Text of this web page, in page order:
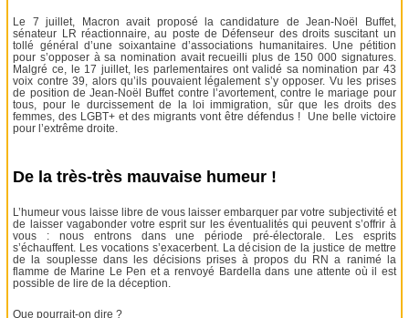
Le 7 juillet, Macron avait proposé la candidature de Jean-Noël Buffet,
sénateur LR réactionnaire, au poste de Défenseur des droits suscitant un
tollé général d’une soixantaine d’associations humanitaires. Une pétition
pour s’opposer à sa nomination avait recueilli plus de 150 000 signatures.
Malgré ce, le 17 juillet, les parlementaires ont validé sa nomination par 43
voix contre 39, alors qu’ils pouvaient légalement s’y opposer. Vu les prises
de position de Jean-Noël Buffet contre l’avortement, contre le mariage pour
tous, pour le durcissement de la loi immigration, sûr que les droits des
femmes, des LGBT+ et des migrants vont être défendus ! Une belle victoire
pour l’extrême droite.
De la très-très mauvaise humeur !
L’humeur vous laisse libre de vous laisser embarquer par votre subjectivité et
de laisser vagabonder votre esprit sur les éventualités qui peuvent s’offrir à
vous : nous entrons dans une période pré-électorale. Les esprits
s’échauffent. Les vocations s’exacerbent. La décision de la justice de mettre
de la souplesse dans les décisions prises à propos du RN a ranimé la
flamme de Marine Le Pen et a renvoyé Bardella dans une attente où il est
possible de lire de la déception.
Que pourrait-on dire ?